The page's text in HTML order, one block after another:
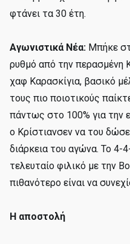
φτάνει τα 30 έτη.
Αγωνιστικά Νέα: Μπήκε
ρυθμό από την περασμένη
χαφ Καρασκίγια, βασικό
τους πιο ποιοτικούς
πάντως στο 100% για την
ο Κρίστιανσεν να του
διάρκεια του αγώνα. Το 4-
τελευταίο φιλικό με την
πιθανότερο είναι να
Η αποστολή